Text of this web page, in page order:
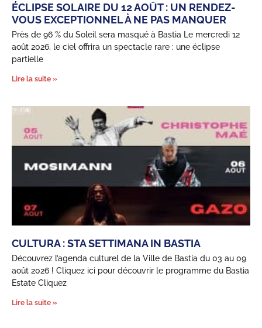
ÉCLIPSE SOLAIRE DU 12 AOÛT : UN RENDEZ-
VOUS EXCEPTIONNEL À NE PAS MANQUER
Près de 96 % du Soleil sera masqué à Bastia Le mercredi 12
août 2026, le ciel offrira un spectacle rare : une éclipse
partielle
Lire la suite »
CULTURA : STA SETTIMANA IN BASTIA
Découvrez l’agenda culturel de la Ville de Bastia du 03 au 09
août 2026 ! Cliquez ici pour découvrir le programme du Bastia
Estate Cliquez
Lire la suite »